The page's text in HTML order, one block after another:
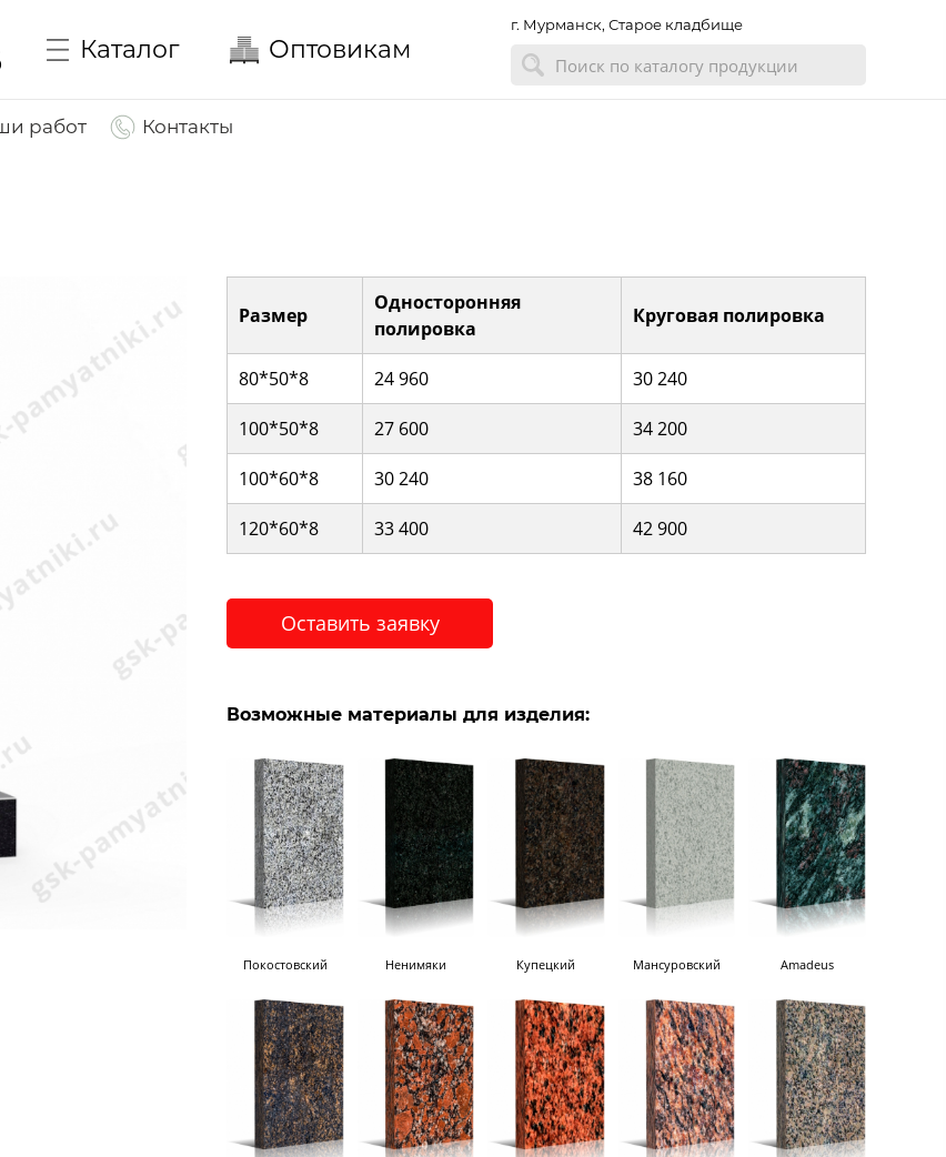
Каталог Оптовикам
г. Мурманск, Старое кладбище
работ Контакты
Размер
Односторонняя
полировка
Круговая полировка
80*50*8 24 960 30 240
100*50*8 27 600 34 200
100*60*8 30 240 38 160
120*60*8 33 400 42 900
Оставить заявку
Возможные материалы для изделия:
Покостовский Ненимяки Купецкий Мансуровский Amadeus